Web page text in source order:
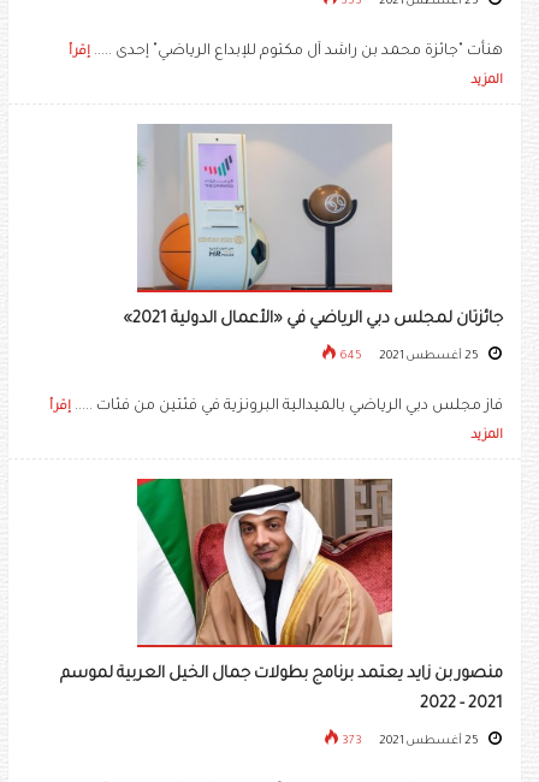
هنأت "جائزة محمد بن راشد آل مكتوم للإبداع الرياضي" إحدى ..... إقرأ
المزيد
جائزتان لمجلس دبي الرياضي في «الأعمال الدولية 2021»
645
فاز مجلس دبي الرياضي بالميدالية البرونزية في فئتين من فئات ..... إقرأ
المزيد
منصور بن زايد يعتمد برنامج بطولات جمال الخيل العربية لموسم
2021 - 2022
373